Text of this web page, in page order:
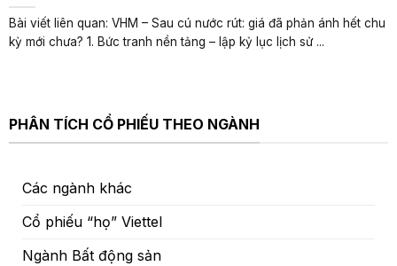
Bài viết liên quan: VHM – Sau cú nước rút: giá đã phản ánh hết chu
kỳ mới chưa? 1. Bức tranh nền tảng – lập kỷ lục lịch sử ...
PHÂN TÍCH CỔ PHIẾU THEO NGÀNH
Các ngành khác
Cổ phiếu “họ” Viettel
Ngành Bất động sản